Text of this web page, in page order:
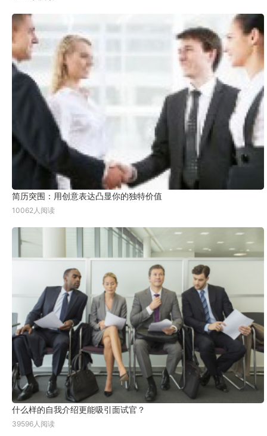
简历突围：用创意表达凸显你的独特价值
10062人阅读
什么样的自我介绍更能吸引面试官？
39596人阅读